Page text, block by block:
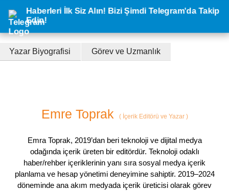
Haberleri İlk Siz Alın! Bizi Şimdi Telegram'da Takip
Edin!
Yazar Biyografisi Görev ve Uzmanlık
Emre Toprak (İçerik Editörü ve Yazar )
Emra Toprak, 2019’dan beri teknoloji ve dijital medya
odağında içerik üreten bir editördür. Teknoloji odaklı
haber/rehber içeriklerinin yanı sıra sosyal medya içerik
planlama ve hesap yönetimi deneyimine sahiptir. 2019–2024
döneminde ana akım medyada içerik üreticisi olarak görev